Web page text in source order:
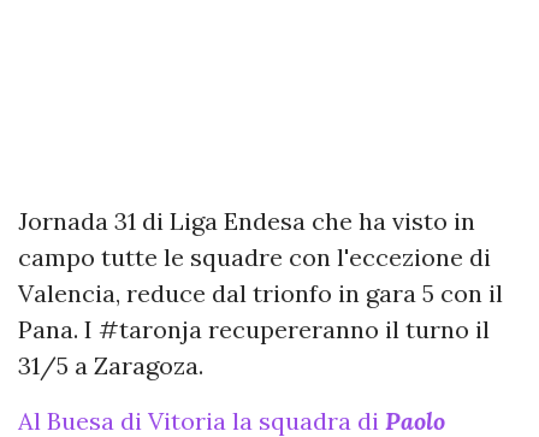
Jornada 31 di Liga Endesa che ha visto in
campo tutte le squadre con l'eccezione di
Valencia, reduce dal trionfo in gara 5 con il
Pana. I #taronja recupereranno il turno il
31/5 a Zaragoza.
Al Buesa di Vitoria la squadra di Paolo